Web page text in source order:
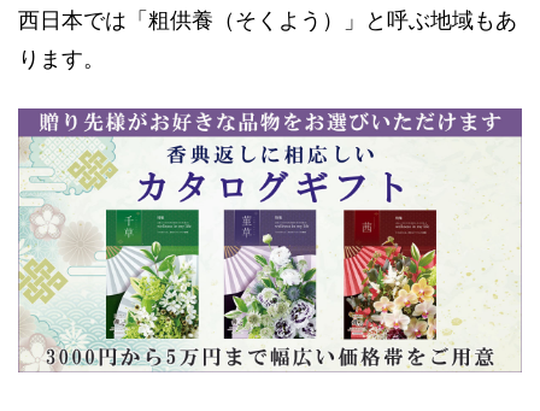
西日本では「粗供養（そくよう）」と呼ぶ地域もあ
ります。